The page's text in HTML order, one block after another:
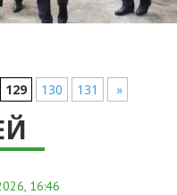
129 130 131 »
16:46